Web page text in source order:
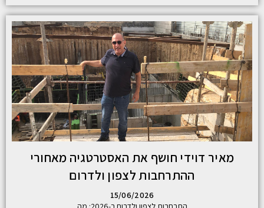
מאיר דוידי חושף את האסטרטגיה מאחורי
ההתרחבות לצפון ולדרום
15/06/2026